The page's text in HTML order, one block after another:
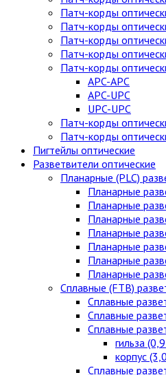
Патч-корды
Патч-корды
Патч-корды
Патч-корды
Патч-корды
APC-APC
APC-UPC
UPC-UPC
Патч-корды
Патч-корды
Пигтейлы оптические
Разветвители оптические
Планарные (PLC)
Планарные
Планарные
Планарные
Планарные
Планарные
Планарные
Планарные
Сплавные (FTB)
Сплавные
Сплавные
Сплавные
гильза
корпус
Сплавные